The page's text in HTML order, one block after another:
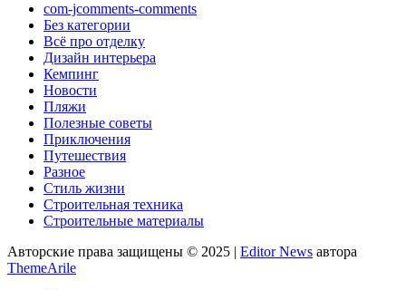
com-jcomments-comments
Без категории
Всё про отделку
Дизайн интерьера
Кемпинг
Новости
Пляжи
Полезные советы
Приключения
Путешествия
Разное
Стиль жизни
Строительная техника
Строительные материалы
Авторские права защищены © 2025
Editor News автора
ThemeArile